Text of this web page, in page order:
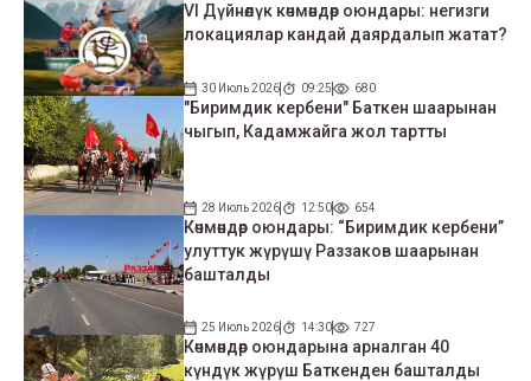
VI Дүйнөлүк көчмөндөр оюндары: негизги
локациялар кандай даярдалып жатат?
30 Июль 2026 09:25 680
"Биримдик кербени" Баткен шаарынан
чыгып, Кадамжайга жол тартты
28 Июль 2026 12:50 654
Көчмөндөр оюндары: “Биримдик кербени”
улуттук жүрүшү Раззаков шаарынан
башталды
25 Июль 2026 14:30 727
Көчмөндөр оюндарына арналган 40
күндүк жүрүш Баткенден башталды